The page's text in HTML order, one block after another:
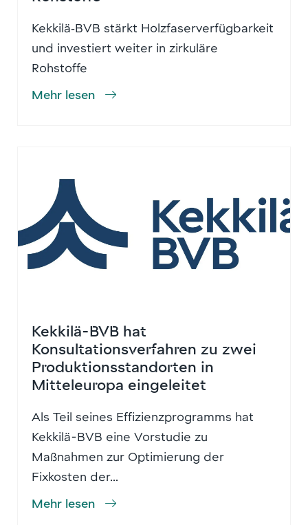
Kekkilä‑BVB stärkt Holzfaserverfügbarkeit
und investiert weiter in zirkuläre
Rohstoffe
Mehr lesen
Kekkilä-BVB hat
Konsultationsverfahren zu zwei
Produktionsstandorten in
Mitteleuropa eingeleitet
Als Teil seines Effizienzprogramms hat
Kekkilä-BVB eine Vorstudie zu
Maßnahmen zur Optimierung der
Fixkosten der...
Mehr lesen